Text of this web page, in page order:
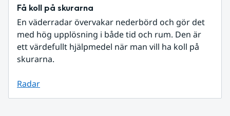
Få koll på skurarna
En väderradar övervakar nederbörd och gör det
med hög upplösning i både tid och rum. Den är
ett värdefullt hjälpmedel när man vill ha koll på
skurarna.
Radar